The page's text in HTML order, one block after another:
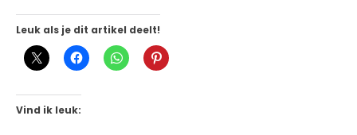
Leuk als je dit artikel deelt!
Vind ik leuk: